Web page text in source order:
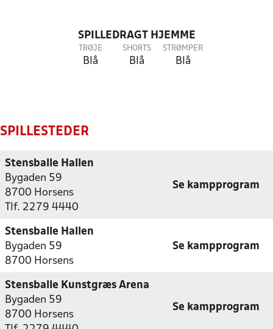
SPILLEDRAGT HJEMME
TRØJE
Blå
SHORTS
Blå
STRØMPER
Blå
SPILLESTEDER
Stensballe Hallen
Bygaden 59
8700 Horsens
Tlf. 2279 4440
Se kampprogram
Stensballe Hallen
Bygaden 59
8700 Horsens
Se kampprogram
Stensballe Kunstgræs Arena
Bygaden 59
8700 Horsens
Se kampprogram